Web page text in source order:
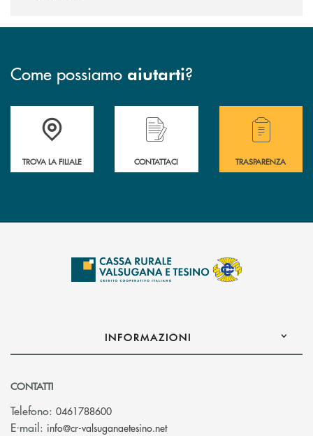
Come possiamo aiutarti?
Accedi all' elenco completo delle filiali .
TROVA LA FILIALE
Hai bisogno di assistenza immediata?
CONTATTACI
Hai bisogno di
TRASPARENZA
INFORMAZIONI
CONTATTI
Telefono: 0461788600
E-mail: info@cr-valsuganaetesino.net(si apre l’app di posta